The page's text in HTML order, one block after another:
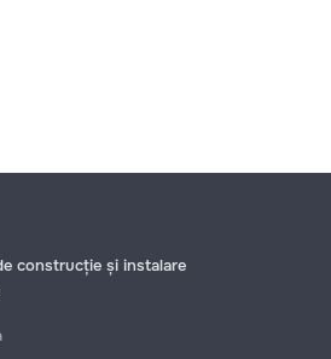
construcție și instalare